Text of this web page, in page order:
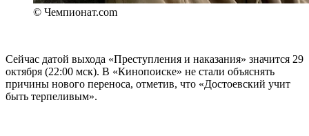
© Чемпионат.com
Сейчас датой выхода «Преступления и наказания» значится 29
октября (22:00 мск). В «Кинопоиске» не стали объяснять
причины нового переноса, отметив, что «Достоевский учит
быть терпеливым».